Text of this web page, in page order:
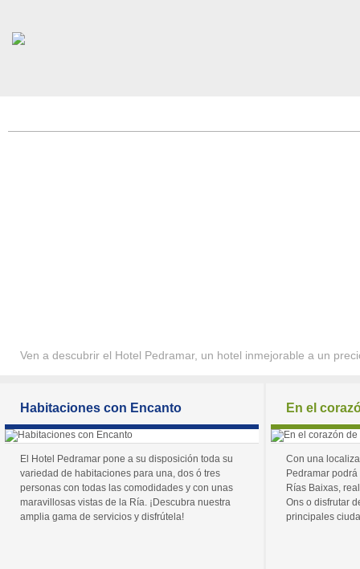
Ven a descubrir el Hotel Pedramar, un hotel inmejorable a un
Habitaciones con Encanto
El Hotel Pedramar pone a su disposición toda su
variedad de habitaciones para una, dos ó tres
personas con todas las comodidades y con unas
maravillosas vistas de la Ría. ¡Descubra nuestra
amplia gama de servicios y disfrútela!
En el
Con una
Pedramar
Rías Baixas,
Ons o disfrutar
principales